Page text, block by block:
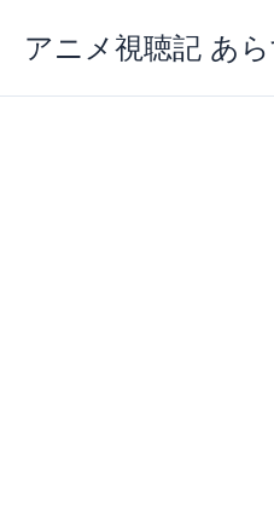
ス
アニメ視聴記 あ